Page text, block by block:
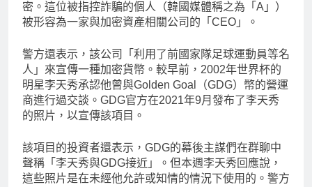
密。這位被指控詐騙的個人（韓國媒體稱之為「A」）
被形容為一家與加密資產相關公司的「CEO」。
警方還表示，該公司「利用了前國家隊足球運動員等名
人」來宣傳一種加密貨幣。較早前，2002年世界杯的
明星李天秀承認他曾與Golden Goal（GDG）幣的營運
商進行過交談。GDG官方在2021年9月發布了李天秀
的照片，以宣傳該項目。
該項目的投資者還表示，GDG的幕後主謀們在群聊中
聲稱「李天秀與GDG接近」。但本週李天秀回應說，
這些照片是在未經他允許或知情的情況下使用的。警方